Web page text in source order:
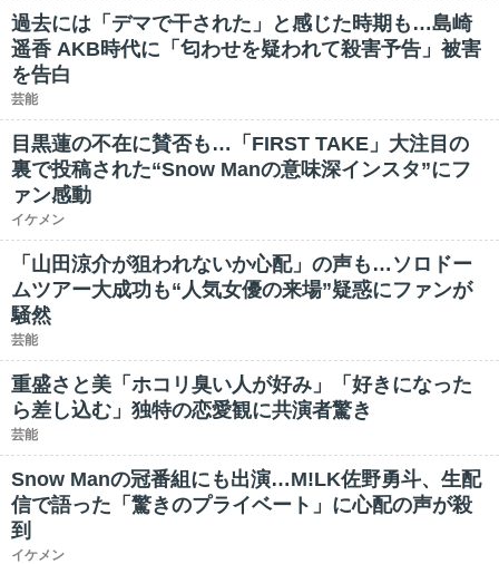
過去には「デマで干された」と感じた時期も…島崎
遥香 AKB時代に「匂わせを疑われて殺害予告」被害
を告白
芸能
目黒蓮の不在に賛否も…「FIRST TAKE」大注目の
裏で投稿された“Snow Manの意味深インスタ”にフ
ァン感動
イケメン
「山田涼介が狙われないか心配」の声も…ソロドー
ムツアー大成功も“人気女優の来場”疑惑にファンが
騒然
芸能
重盛さと美「ホコリ臭い人が好み」「好きになった
ら差し込む」独特の恋愛観に共演者驚き
芸能
Snow Manの冠番組にも出演…M!LK佐野勇斗、生配
信で語った「驚きのプライベート」に心配の声が殺
到
イケメン